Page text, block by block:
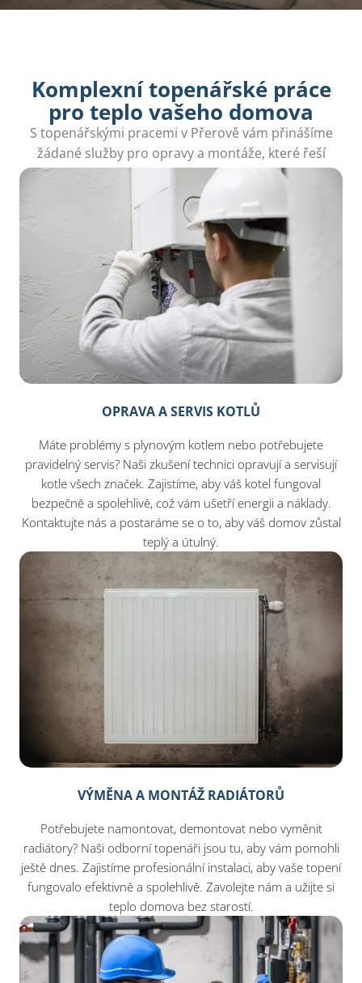
Komplexní topenářské práce
pro teplo vašeho domova
S topenářskými pracemi v Přerově vám přinášíme
žádané služby pro opravy a montáže, které řeší
místní problémy s topením.
OPRAVA A SERVIS KOTLŮ
Máte problémy s plynovým kotlem nebo potřebujete
pravidelný servis? Naši zkušení technici opravují a servisují
kotle všech značek. Zajistíme, aby váš kotel fungoval
bezpečně a spolehlivě, což vám ušetří energii a náklady.
Kontaktujte nás a postaráme se o to, aby váš domov zůstal
teplý a útulný.
VÝMĚNA A MONTÁŽ RADIÁTORŮ
Potřebujete namontovat, demontovat nebo vyměnit
radiátory? Naši odborní topenáři jsou tu, aby vám pomohli
ještě dnes. Zajistíme profesionální instalaci, aby vaše topení
fungovalo efektivně a spolehlivě. Zavolejte nám a užijte si
teplo domova bez starostí.